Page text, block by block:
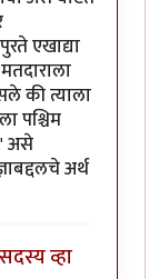
एखाद्या
की त्याला
पश्चिम
असे
अर्थ
सदस्य व्हा